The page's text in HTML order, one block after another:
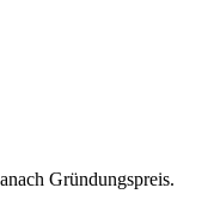
Gründungspreis.